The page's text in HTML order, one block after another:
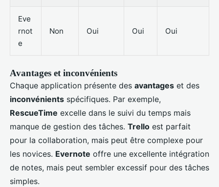
Eve
rnot
e
Non Oui Oui Oui
Avantages et inconvénients
Chaque application présente des avantages et des
inconvénients spécifiques. Par exemple,
RescueTime excelle dans le suivi du temps mais
manque de gestion des tâches. Trello est parfait
pour la collaboration, mais peut être complexe pour
les novices. Evernote offre une excellente intégration
de notes, mais peut sembler excessif pour des tâches
simples.